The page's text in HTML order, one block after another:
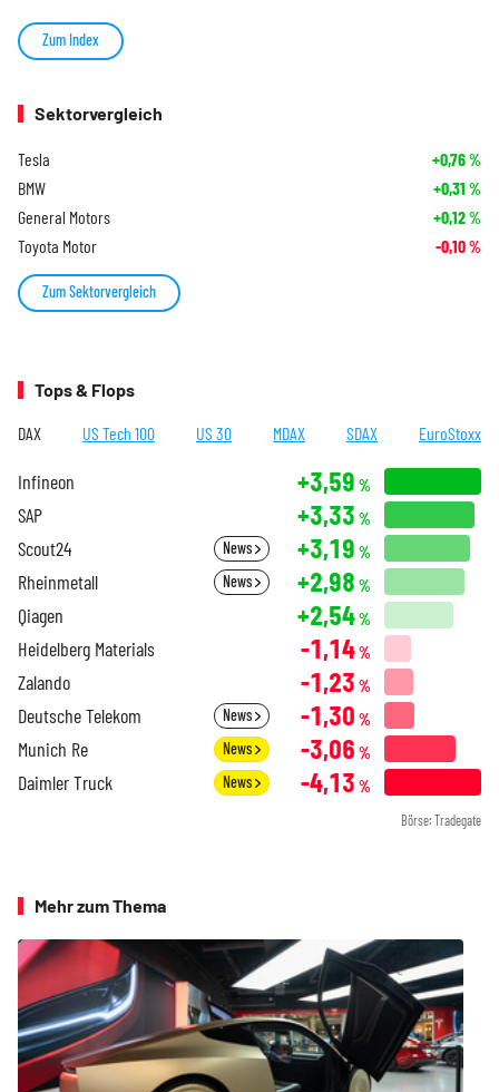
Zum Index
Sektorvergleich
Tesla +0,76%
BMW +0,31 %
General Motors +0,12%
Toyota Motor -0,10%
Zum Sektorvergleich
Tops & Flops
DAX US Tech 100 US 30 MDAX SDAX EuroStoxx
Infineon +3,59 %
SAP +3,33 %
Scout24 News +3,19 %
Rheinmetall News +2,98 %
Qiagen +2,54%
Heidelberg Materials -1,14%
Zalando -1,23 %
Deutsche Telekom News -1,30 %
Munich Re News -3,06 %
Daimler Truck News -4,13 %
Börse: Tradegate
Mehr zum Thema